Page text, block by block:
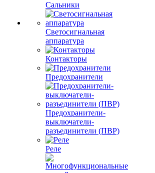
Сальники
Светосигнальная
аппаратура
Контакторы
Предохранители
Предохранители-
выключатели-
разъединители (ПВР)
Реле